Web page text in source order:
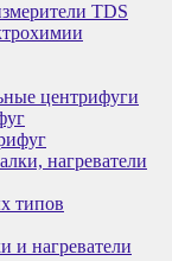
TDS
центрифуги
нагреватели
типов
и нагреватели